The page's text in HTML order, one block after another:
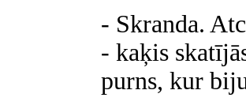
- Skranda.
- kaķis
purns, kur